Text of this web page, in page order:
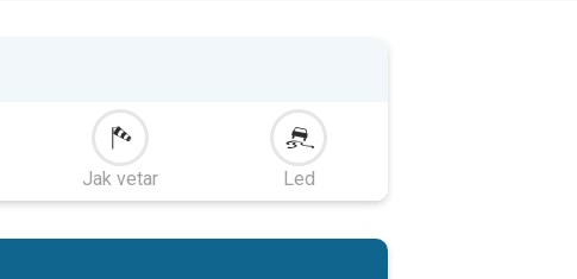
Jak vetar Led